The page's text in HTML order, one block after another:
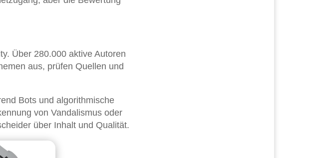
Über 280.000 aktive Autoren
aus, prüfen Quellen und
Bots und algorithmische
von Vandalismus oder
über Inhalt und Qualität.